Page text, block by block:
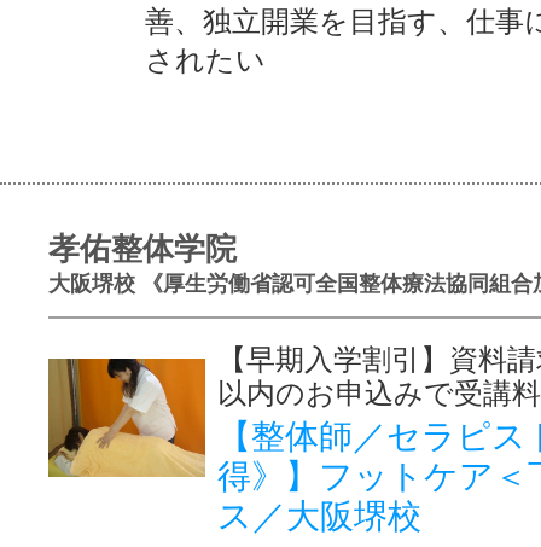
善、独立開業を目指す、仕事
されたい
孝佑整体学院
大阪堺校 《厚生労働省認可全国整体療法協同組合
【早期入学割引】資料
以内のお申込みで受講
【整体師／セラピ
得》】フットケア＜
ス／大阪堺校